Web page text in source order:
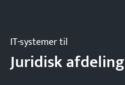
IT-systemer til
Juridisk afdeling